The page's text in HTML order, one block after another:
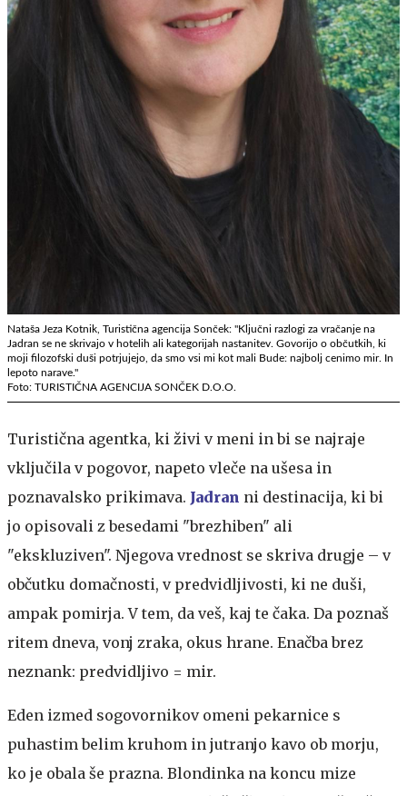
Nataša Jeza Kotnik, Turistična agencija Sonček: "Ključni razlogi za vračanje na
Jadran se ne skrivajo v hotelih ali kategorijah nastanitev. Govorijo o občutkih, ki
moji filozofski duši potrjujejo, da smo vsi mi kot mali Bude: najbolj cenimo mir. In
lepoto narave."
Foto: TURISTIČNA AGENCIJA SONČEK D.O.O.
Turistična agentka, ki živi v meni in bi se najraje
vključila v pogovor, napeto vleče na ušesa in
poznavalsko prikimava. Jadran ni destinacija, ki bi
jo opisovali z besedami "brezhiben" ali
"ekskluziven". Njegova vrednost se skriva drugje – v
občutku domačnosti, v predvidljivosti, ki ne duši,
ampak pomirja. V tem, da veš, kaj te čaka. Da poznaš
ritem dneva, vonj zraka, okus hrane. Enačba brez
neznank: predvidljivo = mir.
Eden izmed sogovornikov omeni pekarnice s
puhastim belim kruhom in jutranjo kavo ob morju,
ko je obala še prazna. Blondinka na koncu mize